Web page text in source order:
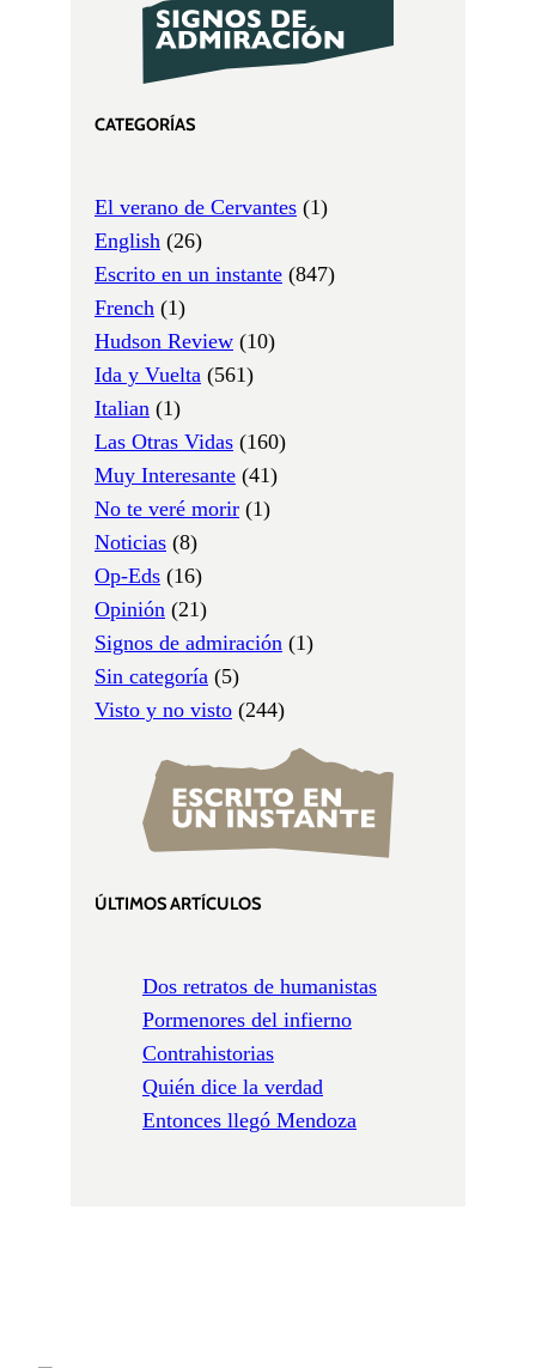
CATEGORÍAS
El verano de Cervantes (1)
English (26)
Escrito en un instante (847)
French (1)
Hudson Review (10)
Ida y Vuelta (561)
Italian (1)
Las Otras Vidas (160)
Muy Interesante (41)
No te veré morir (1)
Noticias (8)
Op-Eds (16)
Opinión (21)
Signos de admiración (1)
Sin categoría (5)
Visto y no visto (244)
ÚLTIMOS ARTÍCULOS
Dos retratos de humanistas
Pormenores del infierno
Contrahistorias
Quién dice la verdad
Entonces llegó Mendoza